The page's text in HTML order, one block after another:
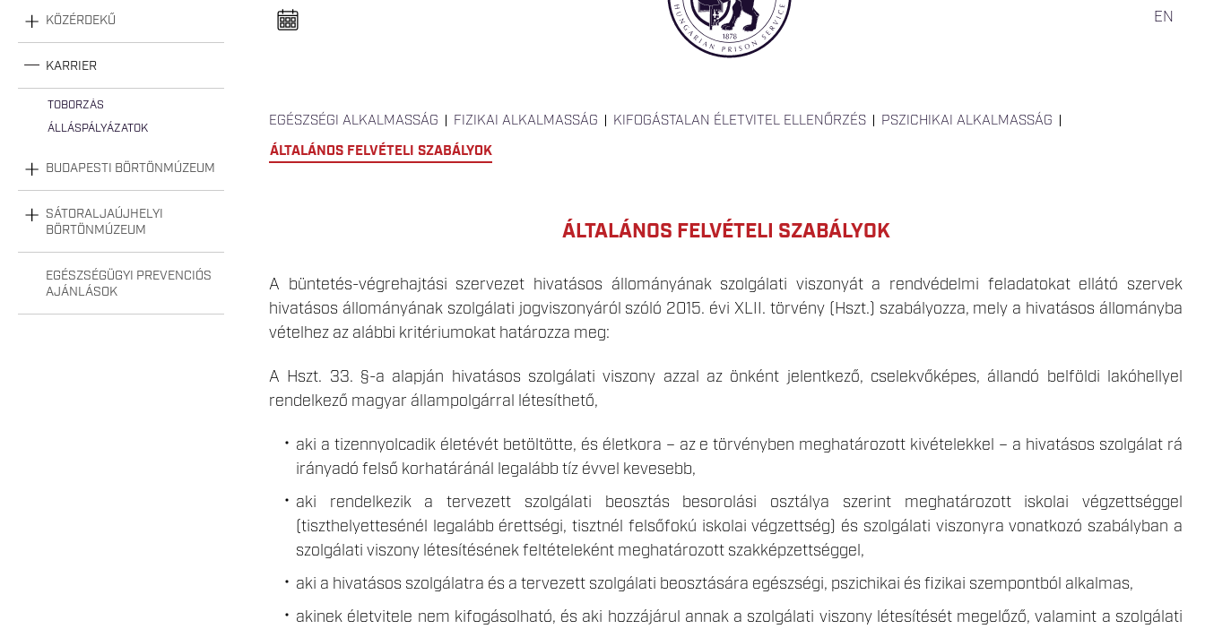
KÖZÉRDEKŰ
KARRIER
TOBORZÁS
ÁLLÁSPÁLYÁZATOK
BUDAPESTI BÖRTÖNMÚZEUM
SÁTORALJAÚJHELYI
BÖRTÖNMÚZEUM
EGÉSZSÉGÜGYI PREVENCIÓS
AJÁNLÁSOK
EN
e
l
s
a
EGÉSZSÉGI ALKALMASSÁG FIZIKAI ALKALMASSÁG KIFOGÁSTALAN ÉLETVITEL ELLENŐRZÉS
PSZICHIKAI ALKALMASSÁG
ÁLTALÁNOS FELVÉTELI SZABÁLYOK
ÁLTALÁNOS FELVÉTELI SZABÁLYOK
A büntetés-végrehajtási szervezet hivatásos állományának szolgálati viszonyát a rendvédelmi feladatokat ellátó szervek
hivatásos állományának szolgálati jogviszonyáról szóló 2015. évi XLII. törvény (Hszt.) szabályozza, mely a hivatásos állományba
vételhez az alábbi kritériumokat határozza meg:
A Hszt. 33. §-a alapján hivatásos szolgálati viszony azzal az önként jelentkező, cselekvőképes, állandó belföldi lakóhellyel
rendelkező magyar állampolgárral létesíthető,
aki a tizennyolcadik életévét betöltötte, és életkora – az e törvényben meghatározott kivételekkel – a hivatásos szolgálat rá
irányadó felső korhatáránál legalább tíz évvel kevesebb,
aki rendelkezik a tervezett szolgálati beosztás besorolási osztálya szerint meghatározott iskolai végzettséggel
(tiszthelyettesénél legalább érettségi, tisztnél felsőfokú iskolai végzettség) és szolgálati viszonyra vonatkozó szabályban a
szolgálati viszony létesítésének feltételeként meghatározott szakképzettséggel,
aki a hivatásos szolgálatra és a tervezett szolgálati beosztására egészségi, pszichikai és fizikai szempontból alkalmas,
akinek életvitele nem kifogásolható, és aki hozzájárul annak a szolgálati viszony létesítését megelőző, valamint a szolgálati